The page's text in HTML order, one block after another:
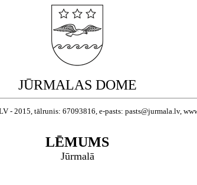
JŪRMALAS DOME
- 2015, tālrunis: 67093816, e-pasts: pasts@jurmala.lv,
LĒMUMS
Jūrmalā